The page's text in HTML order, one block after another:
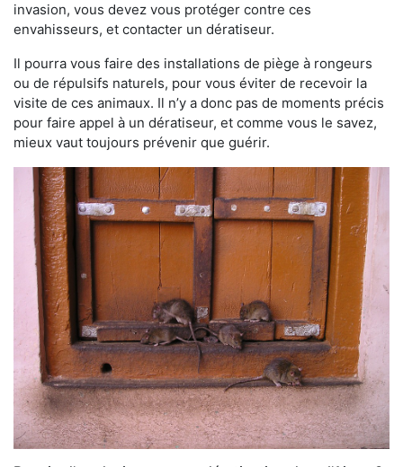
invasion, vous devez vous protéger contre ces
envahisseurs, et contacter un dératiseur.
Il pourra vous faire des installations de piège à rongeurs
ou de répulsifs naturels, pour vous éviter de recevoir la
visite de ces animaux. Il n’y a donc pas de moments précis
pour faire appel à un dératiseur, et comme vous le savez,
mieux vaut toujours prévenir que guérir.